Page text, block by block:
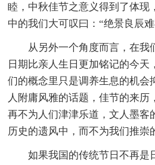
睦，中秋佳节之意义得到了体现
中的我们大可叹曰：“绝景良辰
从另外一个角度而言，在我
日期比亲人生日更加铭记的今天
们的概念里只是调养生息的机会
人附庸风雅的话题，佳节的来历
再不为人们津津乐道，文人墨客
历史的遗风中，而不为我们推崇
如果我国的传统节日不再是